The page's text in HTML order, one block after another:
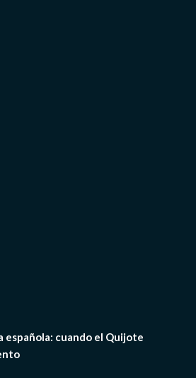
española: cuando el Quijote